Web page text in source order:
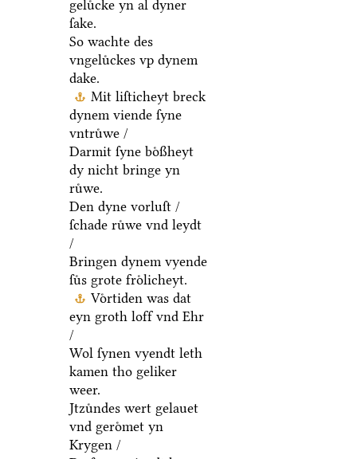
geluͤcke yn al dyner
ſake.
So wachte des
vngeluͤckes vp dynem
dake.
Mit liſticheyt breck
dynem viende ſyne
vntruͤwe /
Darmit ſyne boͤßheyt
dy nicht bringe yn
ruͤwe.
Den dyne vorluſt /
ſchade ruͤwe vnd leydt
/
Bringen dynem vyende
ſuͤs grote froͤlicheyt.
Voͤrtiden was dat
eyn groth loff vnd Ehr
/
Wol ſynen vyendt leth
kamen tho geliker
weer.
Jtzuͤndes wert gelauet
vnd geroͤmet yn
Krygen /